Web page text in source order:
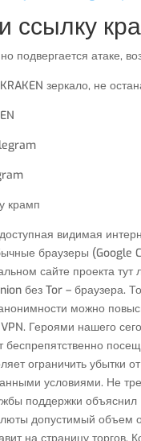
ссылку
подвергается атаке,
зеркало, не
видимая
браузеры (Google
сайте проекта тут
без Tor – браузера.
можно
Героями нашего
беспрепятственно
ограничить убытки
условиями. Не
поддержки
допустимый объем